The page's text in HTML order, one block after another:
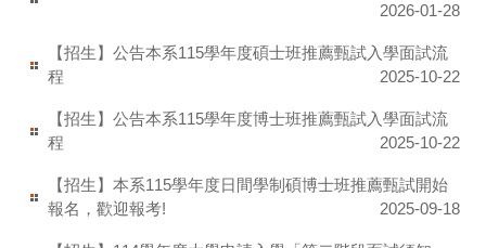
2026-01-28
【招生】公告本系115學年度碩士班推薦甄試入學面試流
程
2025-10-22
【招生】公告本系115學年度博士班推薦甄試入學面試流
程
2025-10-22
【招生】本系115學年度日間學制碩博士班推薦甄試開始
報名，歡迎報考!
2025-09-18